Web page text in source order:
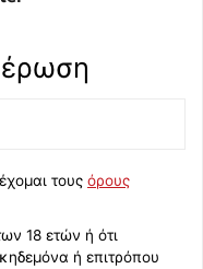
τους όρους
18 ετών ή ότι
ή επιτρόπου